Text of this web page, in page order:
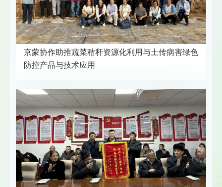
京蒙协作助推蔬菜秸秆资源化利用与土传病害绿色
防控产品与技术应用